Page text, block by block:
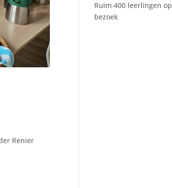
Renier
Ruim 400 leerlingen op
bezoek